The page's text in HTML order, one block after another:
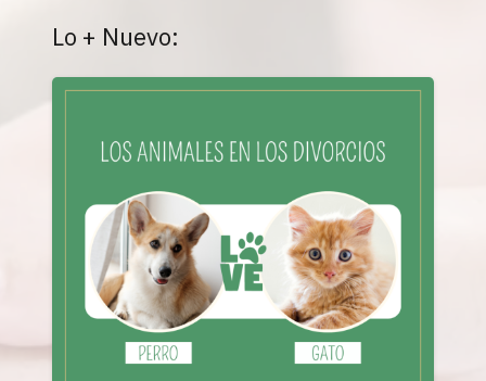
Lo + Nuevo: